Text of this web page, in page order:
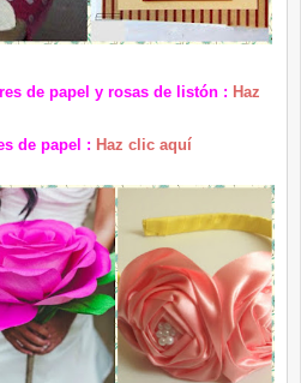
de papel y rosas de listón : Haz
de papel : Haz clic aquí